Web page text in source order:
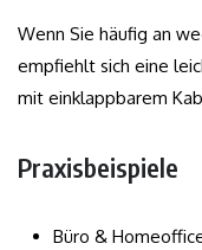
Wenn Sie häufig an
empfiehlt sich eine
mit einklappbarem
Praxisbeispiele
Büro &